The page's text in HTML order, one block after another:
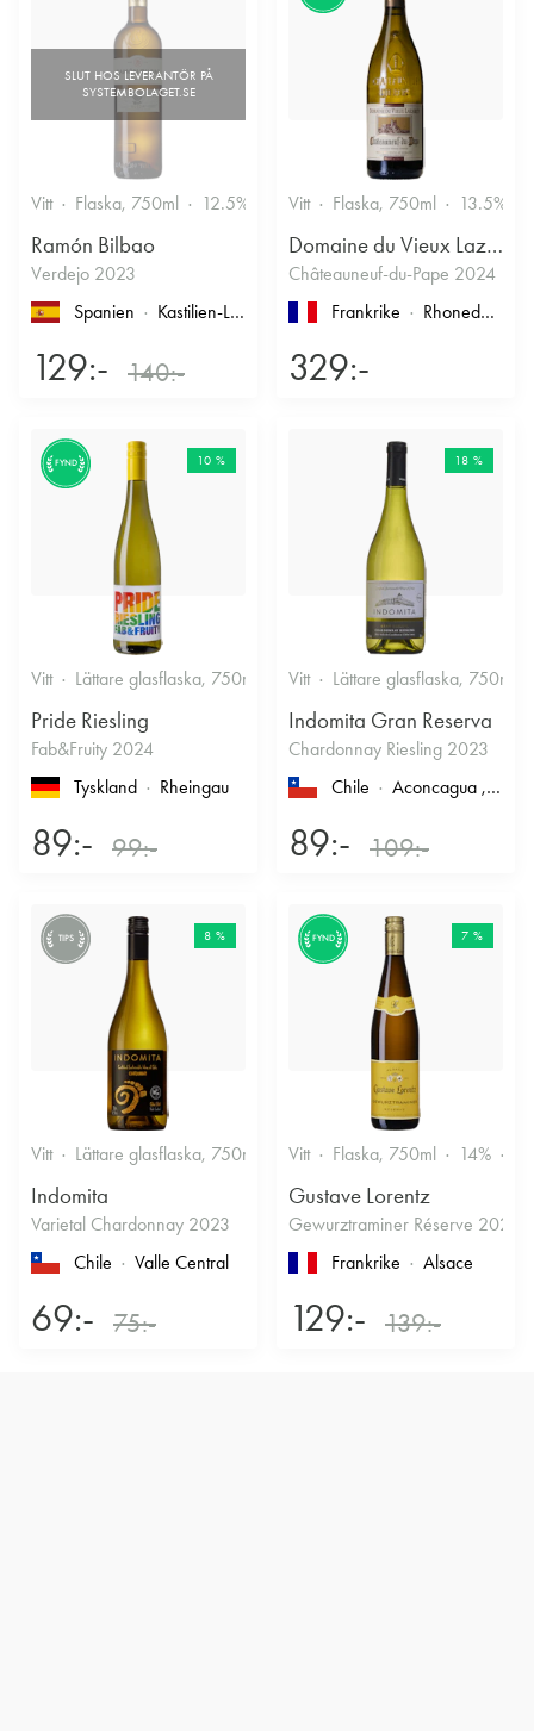
Vitt Flaska, 750ml 12.5%
Ramón Bilbao
Verdejo 2023
Spanien
Kastilien-León
129:- 140:-
Vitt Flaska, 750ml 13.5%
Domaine du Vieux Lazaret
Châteauneuf-du-Pape 2024
Frankrike
Rhonedalen
329:-
FYND 10 %
Vitt Lättare glasflaska, 750ml 12% Friskt & Fruktigt
Pride Riesling
Fab&Fruity 2024
Tyskland
Rheingau
89:- 99:-
18 %
Vitt Lättare glasflaska, 750ml
Indomita Gran Reserva
Chardonnay Riesling 2023
Chile
Aconcagua , Casablanca
89:- 109:-
TIPS 8 %
Vitt Lättare glasflaska, 750ml 12.5% Friskt & Fruktigt
Indomita
Varietal Chardonnay 2023
Chile
Valle Central
69:- 75:-
FYND 7 %
Vitt Flaska, 750ml 14%
Gustave Lorentz
Gewurztraminer Réserve 2025
Frankrike
Alsace
129:- 139:-